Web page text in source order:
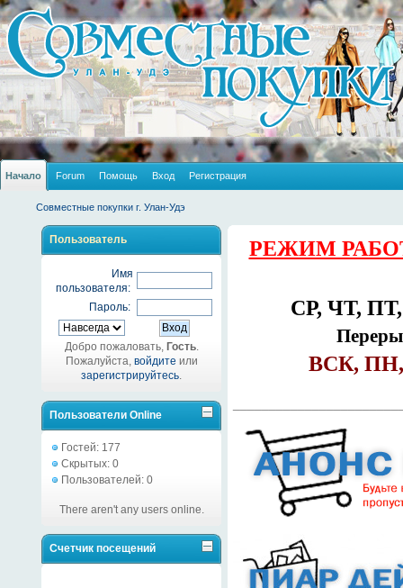
Начало Forum Помощь Вход Регистрация
Совместные покупки г. Улан-Удэ
Пользователь
Имя
пользователя:
Пароль:
Добро пожаловать, Гость.
Пожалуйста, войдитеили
зарегистрируйтесь.
Пользователи Online
Гостей: 177
Скрытых: 0
Пользователей: 0
There aren't any users online.
Счетчик посещений
РЕЖИМ
СР, ЧТ,
ВСК, ПН,